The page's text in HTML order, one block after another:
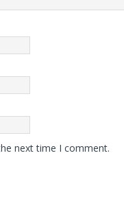
next time I comment.